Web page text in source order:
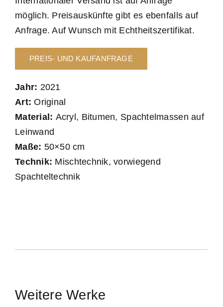
möglich. Preisauskünfte gibt es ebenfalls auf
Anfrage. Auf Wunsch mit Echtheitszertifikat.
PREIS- UND KAUFANFRAGE
Jahr: 2021
Art:Original
Material: Acryl, Bitumen, Spachtelmassen auf
Leinwand
Maße: 50×50 cm
Technik: Mischtechnik, vorwiegend
Spachteltechnik
Weitere Werke